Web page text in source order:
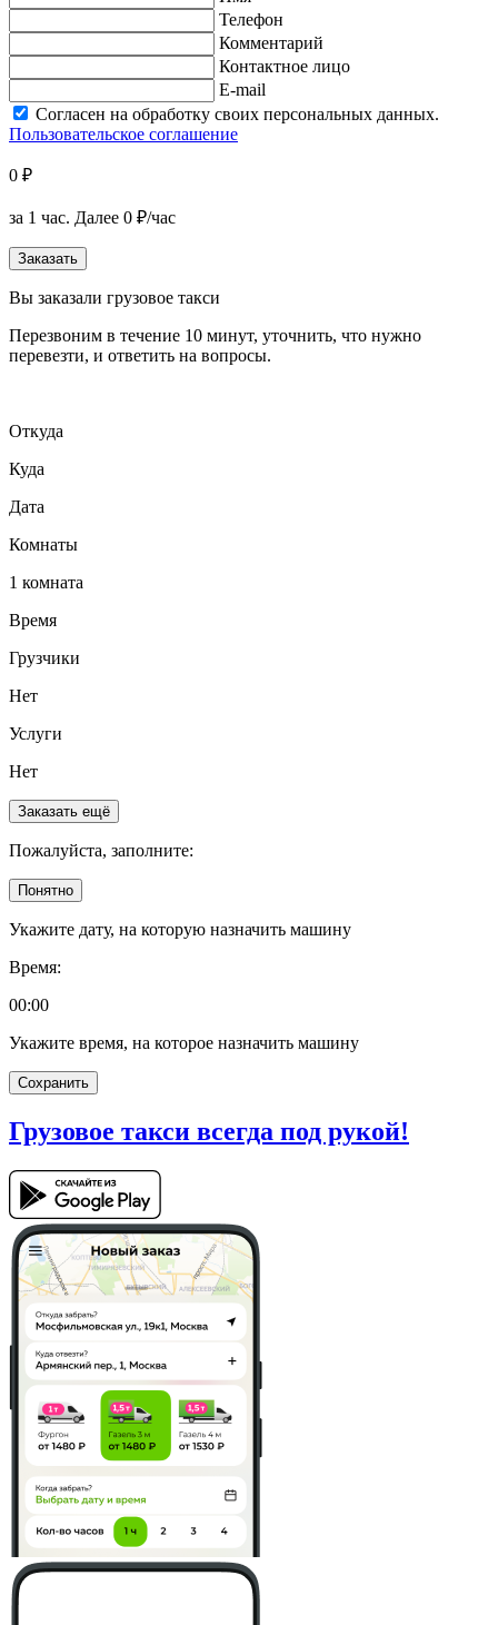
Телефон
Комментарий
Контактное лицо
E-mail
Согласен на обработку своих персональных данных.
Пользовательское соглашение
0 ₽
за 1 час. Далее 0 ₽/час
Заказать
Вы заказали грузовое такси
Перезвоним в течение 10 минут, уточнить, что нужно
перевезти, и ответить на вопросы.
Откуда
Куда
Дата
Комнаты
1 комната
Время
Грузчики
Нет
Услуги
Нет
Заказать ещё
Пожалуйста, заполните:
Понятно
Укажите дату, на которую назначить машину
Время:
00:00
Укажите время, на которое назначить машину
Сохранить
Грузовое такси всегда под рукой!